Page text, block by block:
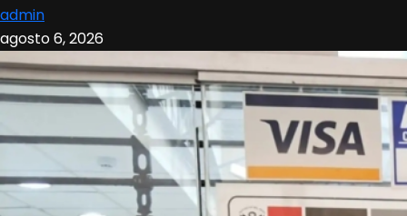
admin
agosto 6, 2026